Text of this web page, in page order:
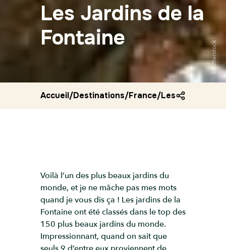
Les Jardins de la
Fontaine
Shutterstock
Accueil/Destinations/France/Les jardins de
Voilà l’un des plus beaux jardins du
monde, et je ne mâche pas mes mots
quand je vous dis ça ! Les jardins de la
Fontaine ont été classés dans le top des
150 plus beaux jardins du monde.
Impressionnant, quand on sait que